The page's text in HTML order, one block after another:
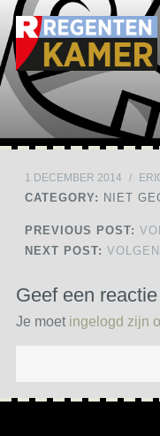
Skip to content
1 DECEMBER 2014 /
CATEGORY: NIET
PREVIOUS POST:
NEXT POST:
Geef een reactie
Je moet ingelogd zijn